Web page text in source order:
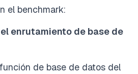
el benchmark:
enrutamiento de base de
de base de datos del